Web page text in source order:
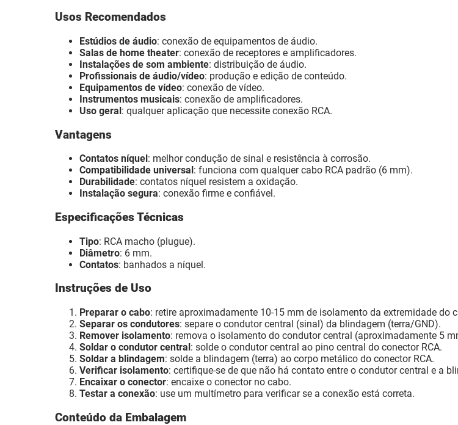
Usos Recomendados
Estúdios de áudio: conexão de equipamentos de áudio.
Salas de home theater: conexão de receptores e amplificadores.
Instalações de som ambiente: distribuição de áudio.
Profissionais de áudio/vídeo: produção e edição de conteúdo.
Equipamentos de vídeo: conexão de vídeo.
Instrumentos musicais: conexão de amplificadores.
Uso geral: qualquer aplicação que necessite conexão RCA.
Vantagens
Contatos níquel : melhor condução de sinal e resistência à corrosão.
Compatibilidade universal : funciona com qualquer cabo RCA padrão (6 mm).
Durabilidade: contatos níquel resistem a oxidação.
Instalação segura: conexão firme e confiável.
Especificações Técnicas
Tipo: RCA macho (plugue).
Diâmetro: 6 mm.
Contatos: banhados a níquel.
Instruções de Uso
Preparar o cabo: retire aproximadamente 10-15 mm de isolamento da extremidade do
Separar os condutores: separe o condutor central (sinal) da blindagem (terra/GND).
Remover isolamento: remova o isolamento do condutor central (aproximadamente 5
Soldar o condutor central: solde o condutor central ao pino central do conector RCA.
Soldar a blindagem: solde a blindagem (terra) ao corpo metálico do conector RCA.
Verificar isolamento: certifique-se de que não há contato entre o condutor central e a
Encaixar o conector: encaixe o conector no cabo.
Testar a conexão: use um multímetro para verificar se a conexão está correta.
Conteúdo da Embalagem